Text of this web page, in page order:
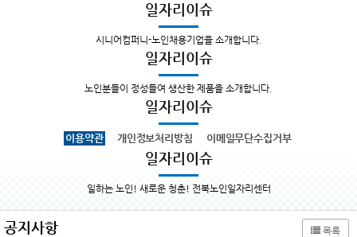
일자리이슈
시니어컴퍼니-노인채용기업을 소개합니다.
일자리이슈
노인분들이 정성들여 생산한 제품을 소개합니다.
일자리이슈
이용약관 개인정보처리방침 이메일무단수집거부
일자리이슈
일하는 노인! 새로운 청춘! 전북노인일자리센터
공지사항 목록